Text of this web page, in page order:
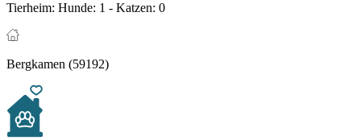
Tierheim: Hunde: 1 - Katzen: 0
Bergkamen (59192)